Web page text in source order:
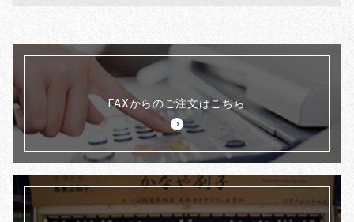
FAXからのご注文はこちら